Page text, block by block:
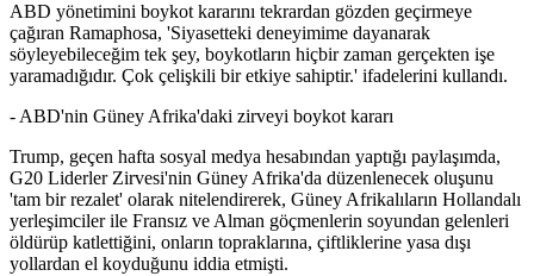
ABD yönetimini boykot kararını tekrardan gözden geçirmeye
çağıran Ramaphosa, 'Siyasetteki deneyimime dayanarak
söyleyebileceğim tek şey, boykotların hiçbir zaman gerçekten işe
yaramadığıdır. Çok çelişkili bir etkiye sahiptir.' ifadelerini kullandı.
- ABD'nin Güney Afrika'daki zirveyi boykot kararı
Trump, geçen hafta sosyal medya hesabından yaptığı paylaşımda,
G20 Liderler Zirvesi'nin Güney Afrika'da düzenlenecek oluşunu
'tam bir rezalet' olarak nitelendirerek, Güney Afrikalıların Hollandalı
yerleşimciler ile Fransız ve Alman göçmenlerin soyundan gelenleri
öldürüp katlettiğini, onların topraklarına, çiftliklerine yasa dışı
yollardan el koyduğunu iddia etmişti.